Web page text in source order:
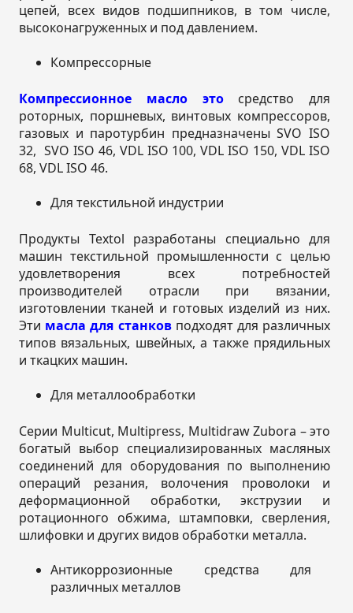
цепей, всех видов подшипников, в том числе,
высоконагруженных и под давлением.
Компрессорные
Компрессионное масло этосредство для
роторных, поршневых, винтовых компрессоров,
газовых и паротурбин предназначены SVO ISO
32, SVO ISO 46, VDL ISO 100, VDL ISO 150, VDL ISO
68, VDL ISO 46.
Для текстильной индустрии
Продукты Textol разработаны специально для
машин текстильной промышленности с целью
удовлетворения всех потребностей
производителей отрасли при вязании,
изготовлении тканей и готовых изделий из них.
Эти масла для станковподходят для различных
типов вязальных, швейных, а также прядильных
и ткацких машин.
Для металлообработки
Серии Multicut, Multipress, Multidraw Zubora – это
богатый выбор специализированных масляных
соединений для оборудования по выполнению
операций резания, волочения проволоки и
деформационной обработки, экструзии и
ротационного обжима, штамповки, сверления,
шлифовки и других видов обработки металла.
Антикоррозионные средства для
различных металлов